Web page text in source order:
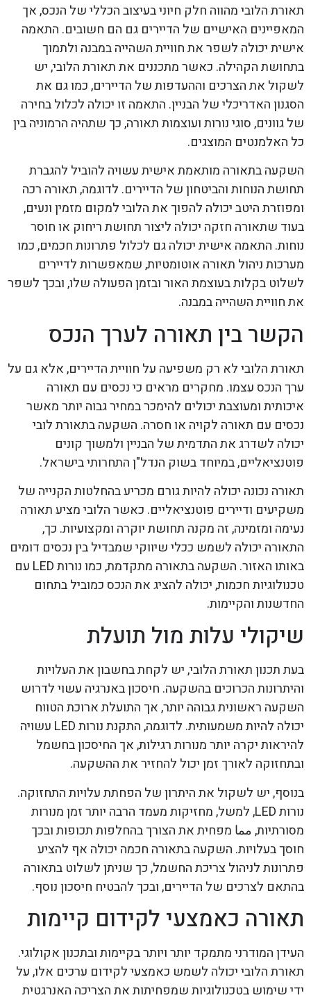
תאורת הלובי מהווה חלק חיוני בעיצוב הכללי של הנכס, אך
המאפיינים האישיים של הדיירים גם הם חשובים. התאמה
אישית יכולה לשפר את חוויית השהייה במבנה ולתמוך
בתחושת הקהילה. כאשר מתכננים את תאורת הלובי, יש
לשקול את הצרכים וההעדפות של הדיירים, כמו גם את
הסגנון האדריכלי של הבניין. התאמה זו יכולה לכלול בחירה
של גוונים, סוגי נורות ועוצמות תאורה, כך שתהיה הרמוניה בין
כל האלמנטים המוצגים.
השקעה בתאורה מותאמת אישית עשויה להוביל להגברת
תחושת הנוחות והביטחון של הדיירים. לדוגמה, תאורה רכה
ומפוזרת היטב יכולה להפוך את הלובי למקום מזמין ונעים,
בעוד שתאורה חזקה יכולה ליצור תחושת ריחוק או חוסר
נוחות. התאמה אישית יכולה גם לכלול פתרונות חכמים, כמו
מערכות ניהול תאורה אוטומטיות, שמאפשרות לדיירים
לשלוט בקלות בעוצמת האור ובזמן הפעולה שלו, ובכך לשפר
את חוויית השהייה במבנה.
הקשר בין תאורה לערך הנכס
תאורת הלובי לא רק משפיעה על חוויית הדיירים, אלא גם על
ערך הנכס עצמו. מחקרים מראים כי נכסים עם תאורה
איכותית ומעוצבת יכולים להימכר במחיר גבוה יותר מאשר
נכסים עם תאורה לקויה או חסרה. השקעה בתאורת לובי
יכולה לשדרג את התדמית של הבניין ולמשוך קונים
פוטנציאליים, במיוחד בשוק הנדל"ן התחרותי בישראל.
תאורה נכונה יכולה להיות גורם מכריע בהחלטות הקנייה של
משקיעים ודיירים פוטנציאליים. כאשר הלובי מציע תאורה
נעימה ומזמינה, זה מקנה תחושת יוקרה ומקצועיות. כך,
התאורה יכולה לשמש ככלי שיווקי שמבדיל בין נכסים דומים
באותו האזור. השקעה בתאורה מתקדמת, כמו נורות LED עם
טכנולוגיות חכמות, יכולה להציג את הנכס כמוביל בתחום
החדשנות והקיימות.
שיקולי עלות מול תועלת
בעת תכנון תאורת הלובי, יש לקחת בחשבון את העלויות
והיתרונות הכרוכים בהשקעה. חיסכון באנרגיה עשוי לדרוש
השקעה ראשונית גבוהה יותר, אך התועלת ארוכת הטווח
יכולה להיות משמעותית. לדוגמה, התקנת נורות LED עשויה
להיראות יקרה יותר מנורות רגילות, אך החיסכון בחשמל
ובתחזוקה לאורך זמן יכול להחזיר את ההשקעה.
בנוסף, יש לשקול את היתרון של הפחתת עלויות התחזוקה.
נורות LED, למשל, מחזיקות מעמד הרבה יותר זמן מנורות
מסורתיות, مما מפחית את הצורך בהחלפות תכופות ובכך
חוסך בעלויות. השקעה בתאורה חכמה יכולה אף להציע
פתרונות לניהול צריכת החשמל, כך שניתן לשלוט בתאורה
בהתאם לצרכים של הדיירים, ובכך להבטיח חיסכון נוסף.
תאורה כאמצעי לקידום קיימות
העידן המודרני מתמקד יותר ויותר בקיימות ובתכנון אקולוגי.
תאורת הלובי יכולה לשמש כאמצעי לקידום ערכים אלו, על
ידי שימוש בטכנולוגיות שמפחיתות את הצריכה האנרגטית